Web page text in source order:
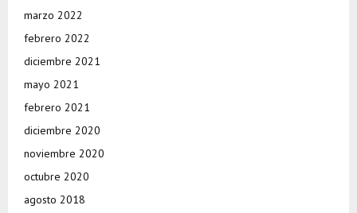
marzo 2022
febrero 2022
diciembre 2021
mayo 2021
febrero 2021
diciembre 2020
noviembre 2020
octubre 2020
agosto 2018